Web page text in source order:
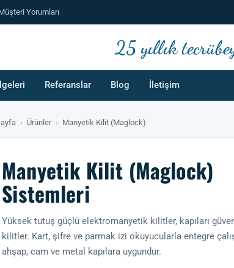
Yorumları
25 yıllık
Referanslar Blog İletişim
› Ürünler › Manyetik Kilit (Maglock)
Manyetik Kilit (Maglock)
Sistemleri
Yüksek tutuş güçlü elektromanyetik kilitler, kapıları
kilitler. Kart, şifre ve parmak izi okuyucularla entegre
ahşap, cam ve metal kapılara uygundur.